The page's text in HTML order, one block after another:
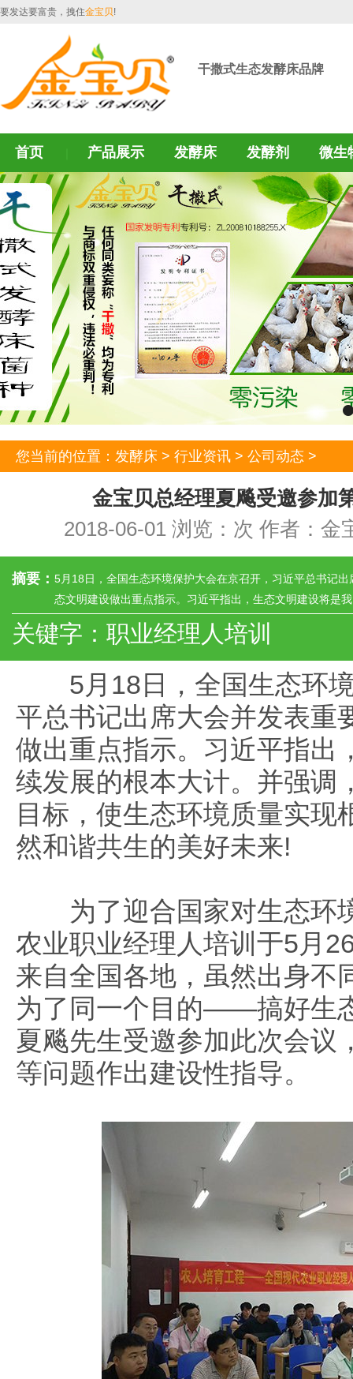
要发达要富贵，拽住金宝贝!
干撒式生态发酵床品牌
首页 产品展示 发酵床 发酵剂 微生
您当前的位置： 发酵床 > 行业资讯 > 公司动态 >
金宝贝总经理夏飚受邀参加
2018-06-01 浏览： 次 作者：金
摘要： 5月18日，全国生态环境保护大会在京召开，习近平总书记
态文明建设做出重点指示。习近平指出，生态文明建设将是
关键字：职业经理人培训
5月18日，全国生态环境
平总书记出席大会并发表重
做出重点指示。习近平指出
续发展的根本大计。并强调
目标，使生态环境质量实现
然和谐共生的美好未来!
为了迎合国家对生态环
农业职业经理人培训于5月
来自全国各地，虽然出身不
为了同一个目的——搞好生
夏飚先生受邀参加此次会议
等问题作出建设性指导。